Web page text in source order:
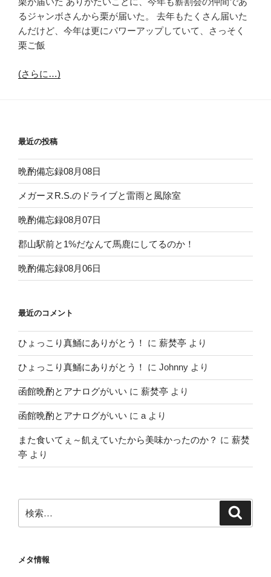
るジャンボさんから栗が届いた。 去年もたくさん届いた
んだけど、今年は更にパワーアップしていて、さっそく
栗ご飯
(さらに…)
最近の投稿
晩酌備忘録08月08日
メガーヌR.S.のドライブと雷雨と風除室
晩酌備忘録08月07日
郡山駅前と1%だなんて馬鹿にしてるのか！
晩酌備忘録08月06日
最近のコメント
ひょっこり真鯒にありがとう！ に 薪焚亭 より
ひょっこり真鯒にありがとう！ に Johnny より
函館晩酌とアナログがいい に 薪焚亭 より
函館晩酌とアナログがいい に a より
また食いてぇ～飢えていたから美味かったのか？ に 薪焚
亭 より
索:
メタ情報